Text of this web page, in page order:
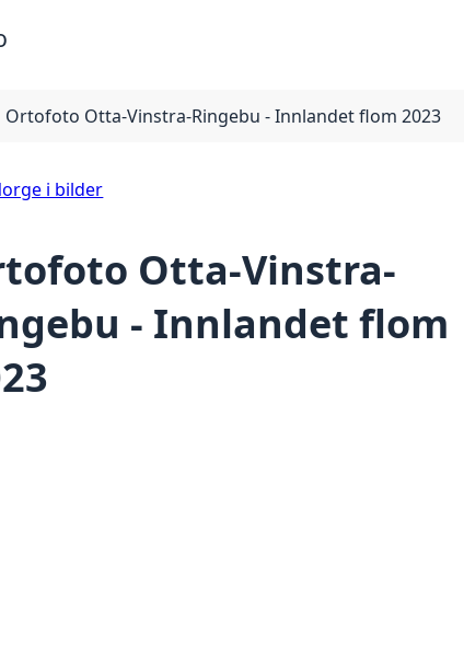
Ortofoto Otta-Vinstra-Ringebu - Innlandet flom 2023
i bilder
Otta-Vinstra-
- Innlandet flom